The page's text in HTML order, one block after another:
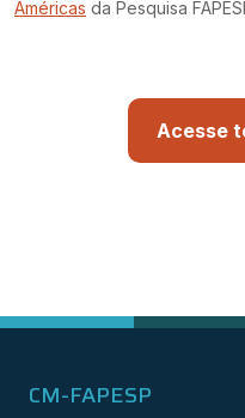
Américas da Pesquisa
Acesse
CM-FAPESP